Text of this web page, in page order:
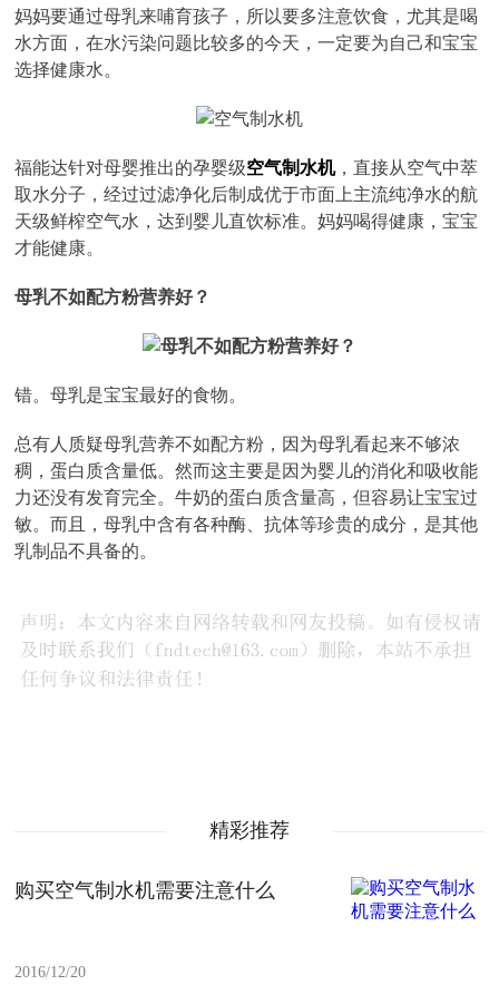
妈妈要通过母乳来哺育孩子，所以要多注意饮食，尤其是喝
水方面，在水污染问题比较多的今天，一定要为自己和宝宝
选择健康水。
福能达针对母婴推出的孕婴级空气制水机，直接从空气中萃
取水分子，经过过滤净化后制成优于市面上主流纯净水的航
天级鲜榨空气水，达到婴儿直饮标准。妈妈喝得健康，宝宝
才能健康。
母乳不如配方粉营养好？
错。母乳是宝宝最好的食物。
总有人质疑母乳营养不如配方粉，因为母乳看起来不够浓
稠，蛋白质含量低。然而这主要是因为婴儿的消化和吸收能
力还没有发育完全。牛奶的蛋白质含量高，但容易让宝宝过
敏。而且，母乳中含有各种酶、抗体等珍贵的成分，是其他
乳制品不具备的。
精彩推荐
购买空气制水机需要注意什么
2016/12/20